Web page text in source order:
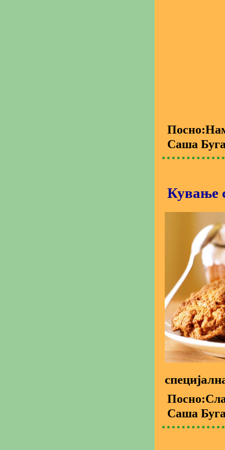
Саша
Кување
Саша